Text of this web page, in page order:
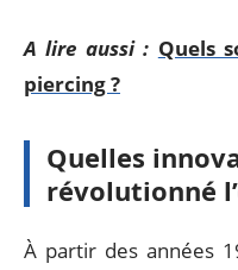
A lire aussi : Quels
piercing ?
Quelles
révolutionné
À partir des années